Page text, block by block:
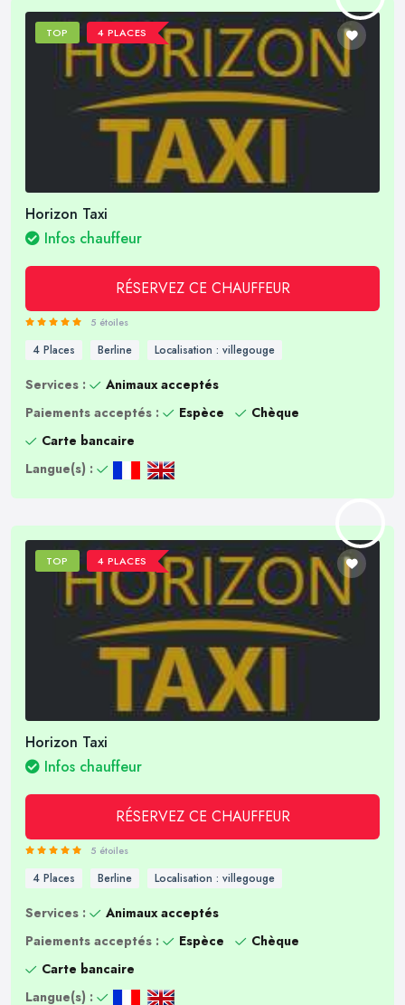
TOP 4 PLACES
Horizon Taxi
Infos chauffeur
RÉSERVEZ CE CHAUFFEUR
5 étoiles
4 Places Berline Localisation : villegouge
Services :
Animaux acceptés
Paiements acceptés :
Espèce
Chèque
Carte bancaire
Langue(s) :
TOP 4 PLACES
Horizon Taxi
Infos chauffeur
RÉSERVEZ CE CHAUFFEUR
5 étoiles
4 Places Berline Localisation : villegouge
Services :
Animaux acceptés
Paiements acceptés :
Espèce
Chèque
Carte bancaire
Langue(s) :